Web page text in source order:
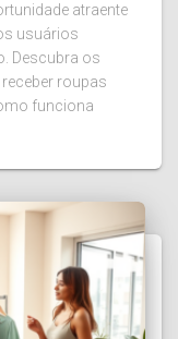
atraente
usuários
Descubra os
roupas
funciona